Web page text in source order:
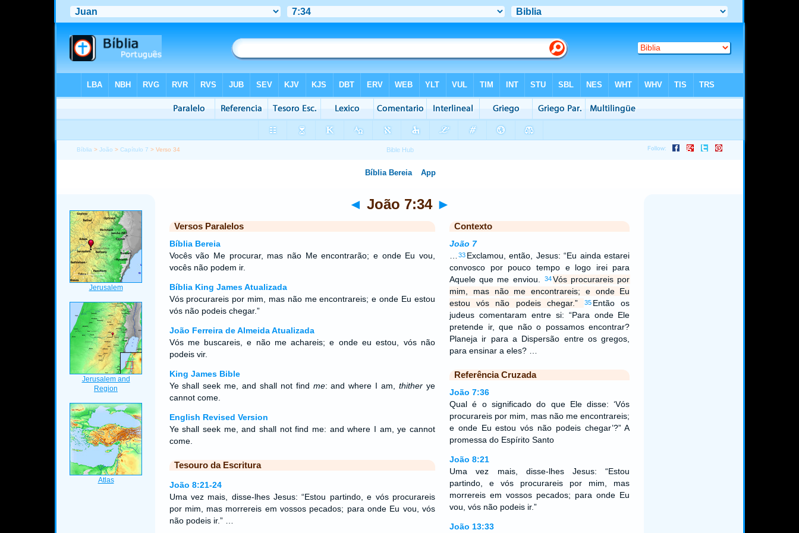
Bíblia >João >Capítulo 7 > Verso 34
◄ João 7:34 ►
Versos Paralelos
Bíblia Bereia
Vocês vão Me procurar, mas não Me encontrarão; e onde Eu vou,
vocês não podem ir.
Bíblia King James Atualizada
Vós procurareis por mim, mas não me encontrareis; e onde Eu estou
vós não podeis chegar.”
João Ferreira de Almeida Atualizada
Vós me buscareis, e não me achareis; e onde eu estou, vós não
podeis vir.
King James Bible
Ye shall seek me, and shall not find me: and where I am,thither ye
cannot come.
English Revised Version
Ye shall seek me, and shall not find me: and where I am, ye cannot
come.
Tesouro da Escritura
João 8:21-24
Uma vez mais, disse-lhes Jesus: “Estou partindo, e vós procurareis
por mim, mas morrereis em vossos pecados; para onde Eu vou, vós
não podeis ir.” …
Contexto
João 7
33 Exclamou, então, Jesus: “Eu ainda estarei
convosco por pouco tempo e logo irei para
Aquele que me enviou.
34Vós procurareis por
mim, mas não me encontrareis; e onde Eu
estou vós não podeis chegar.”
35 Então os
judeus comentaram entre si: “Para onde Ele
pretende ir, que não o possamos encontrar?
Planeja ir para a Dispersão entre os gregos,
para ensinar a eles? …
Referência Cruzada
João 7:36
Qual é o significado do que Ele disse: ‘Vós
procurareis por mim, mas não me encontrareis;
e onde Eu estou vós não podeis chegar’?” A
promessa do Espírito Santo
João 8:21
Uma vez mais, disse-lhes Jesus: “Estou
partindo, e vós procurareis por mim, mas
morrereis em vossos pecados; para onde Eu
vou, vós não podeis ir.”
João 13:33